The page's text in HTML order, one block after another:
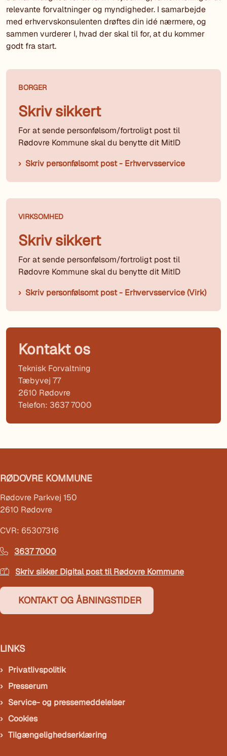
relevante forvaltninger og myndigheder. I samarbejde
med erhvervskonsulenten drøftes din idé nærmere, og
sammen vurderer I, hvad der skal til for, at du kommer
godt fra start.
BORGER
Skriv sikkert
For at sende personfølsom/fortroligt post til
Rødovre Kommune skal du benytte dit MitID
Skriv personfølsomt post - Erhvervsservice
VIRKSOMHED
Skriv sikkert
For at sende personfølsom/fortroligt post til
Rødovre Kommune skal du benytte dit MitID
Skriv personfølsomt post - Erhvervsservice (Virk)
Kontakt os
Teknisk Forvaltning
Tæbyvej 77
2610 Rødovre
Telefon: 3637 7000
RØDOVRE KOMMUNE
Rødovre Parkvej 150
2610 Rødovre
CVR: 65307316
3637 7000
Skriv sikker Digital post til Rødovre Kommune
KONTAKT OG ÅBNINGSTIDER
LINKS
Privatlivspolitik
Presserum
Service- og pressemeddelelser
Cookies
Tilgængelighedserklæring